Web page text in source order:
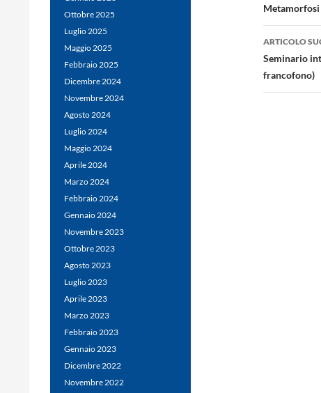
Metamorfosi
ARTICOLO
Seminario
francofono)
Ottobre 2025
Luglio 2025
Maggio 2025
Febbraio 2025
Dicembre 2024
Novembre 2024
Agosto 2024
Luglio 2024
Maggio 2024
Aprile 2024
Marzo 2024
Febbraio 2024
Gennaio 2024
Novembre 2023
Ottobre 2023
Agosto 2023
Luglio 2023
Aprile 2023
Marzo 2023
Febbraio 2023
Gennaio 2023
Dicembre 2022
Novembre 2022